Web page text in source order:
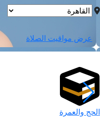
عرض مواقيت الصلاة
الحج والعمرة